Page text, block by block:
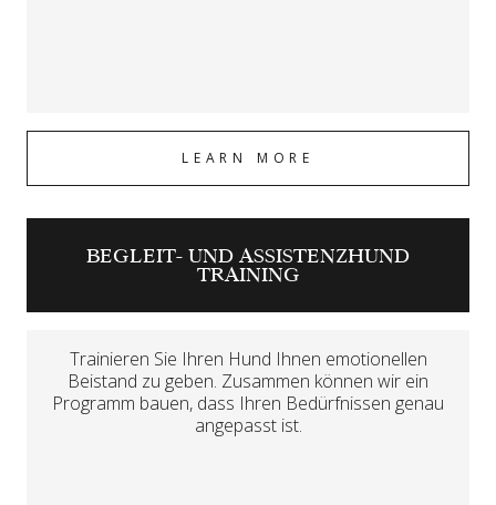
LEARN MORE
BEGLEIT- UND ASSISTENZHUND
TRAINING
Trainieren Sie Ihren Hund Ihnen emotionellen
Beistand zu geben. Zusammen können wir ein
Programm bauen, dass Ihren Bedürfnissen genau
angepasst ist.